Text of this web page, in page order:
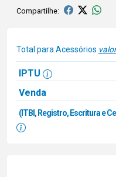
Compartilhe:
Total para Acessórios
IPTU
Venda
(ITBI, Registro, Escritura e